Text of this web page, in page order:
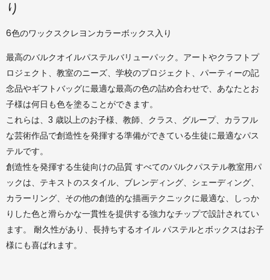
り
6色のワックスクレヨンカラーボックス入り
最高のバルクオイルパステルバリューパック。アートやクラフトプ
ロジェクト、教室のニーズ、学校のプロジェクト、パーティーの記
念品やギフトバッグに最適な最高の色の詰め合わせで、あなたとお
子様は何日も色を塗ることができます。
これらは、3 歳以上のお子様、教師、クラス、グループ、カラフル
な芸術作品で創造性を発揮する準備ができている生徒に最適なパス
テルです。
創造性を発揮する生徒向けの品質 すべてのバルクパステル教室用パ
ックは、テキストのスタイル、ブレンディング、シェーディング、
カラーリング、その他の創造的な描画テクニックに最適な、しっか
りした色と滑らかな一貫性を提供する強力なチップで設計されてい
ます。 耐久性があり、長持ちするオイル パステルとボックスはお子
様にも喜ばれます。